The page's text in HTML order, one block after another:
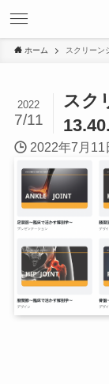
ホーム スクリーン
スク
2022
7/11
2022年7月11